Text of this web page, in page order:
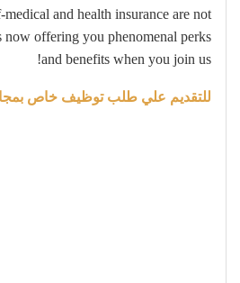
and health insurance are not
now offering you phenomenal perks
and benefits when you join us!
للتقديم علي طلب توظيف خاص